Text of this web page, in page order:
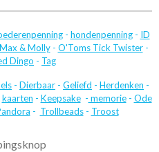
- hondenpenning- ID
Max & Molly- O'Toms Tick Twister-
Dingo - Tag
- Dierbaar - Geliefd - Herdenken -
kaarten - Keepsake- memorie- Ode
- Trollbeads- Troost